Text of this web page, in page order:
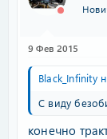
9 Фев 2015
Black_Infinity
С виду
конечно